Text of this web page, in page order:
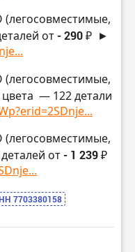
(легосовместимые,
от- 290 ₽ ►
(легосовместимые,
— 122 детали
(легосовместимые,
от- 1 239 ₽
7703380158